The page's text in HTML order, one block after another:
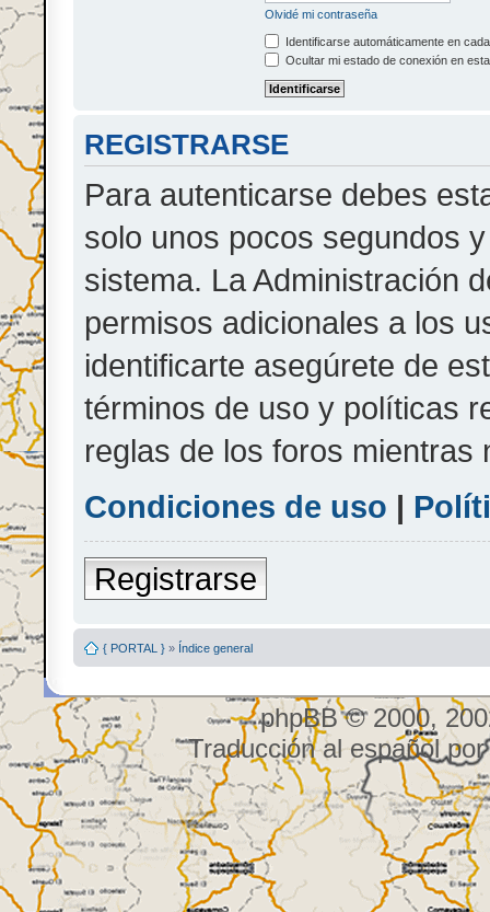
Olvidé mi contraseña
Identificarse automáticamente en
Ocultar mi estado de conexión en
REGISTRARSE
Para autenticarse debes
solo unos pocos segundos
sistema. La Administración
permisos adicionales a los
identificarte asegúrete de
términos de uso y políticas
reglas de los foros mientras
Condiciones de uso |
Registrarse
{ PORTAL } » Índice general
phpBB © 2000,
Traducción al español